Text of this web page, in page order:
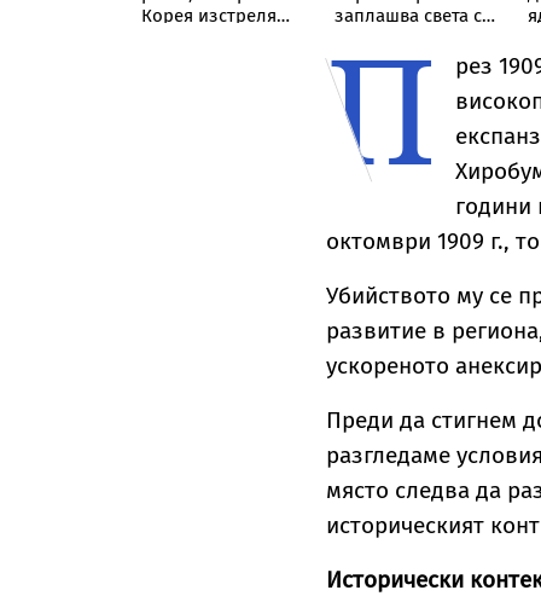
Корея изстреля
заплашва света с
П
рез
години
октомври 1909 г.,
Убийството му се
развитие в
ускореното
Преди да стигнем
разгледаме
място следва да
историческият
Исторически